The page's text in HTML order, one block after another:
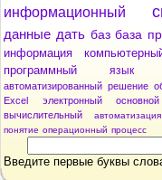
информационный
данные дать баз база
информация
программный
язык
автоматизированный решение
Excel
электронный основной
вычислительный
автоматизация
понятие операционный процесс
Введите первые буквы